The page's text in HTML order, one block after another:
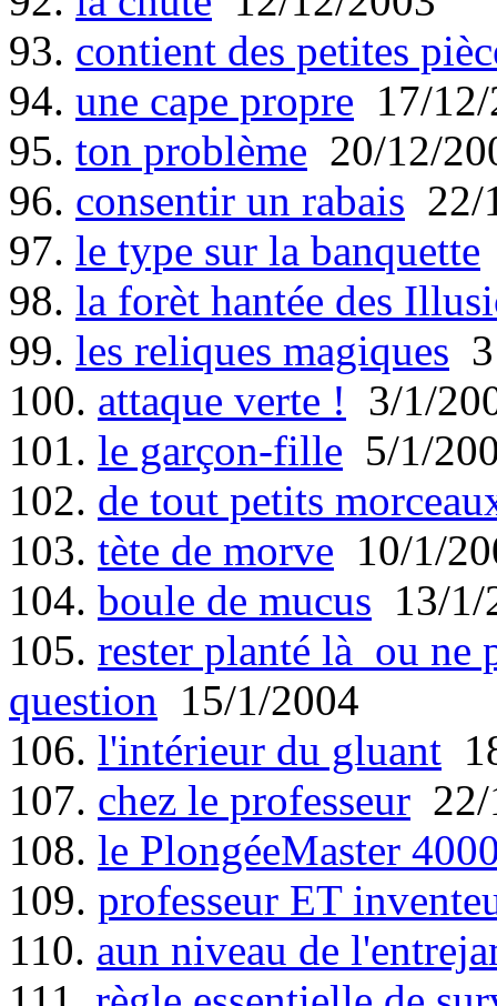
93. contient des petites
94. une cape propre 17/
95. ton problème 20/12/
96. consentir un rabais 22/
97. le type sur la banquette
98. la forèt hantée des
99. les reliques magiques
100. attaque verte ! 3/1/
101. le garçon-fille 5/1/
102. de tout petits
103. tète de morve 10/1/
104. boule de mucus 13/1/
105. rester planté là ou ne
question 15/1/2004
106. l'intérieur du gluant
107. chez le professeur
108. le PlongéeMaster
109. professeur ET
110. aun niveau de